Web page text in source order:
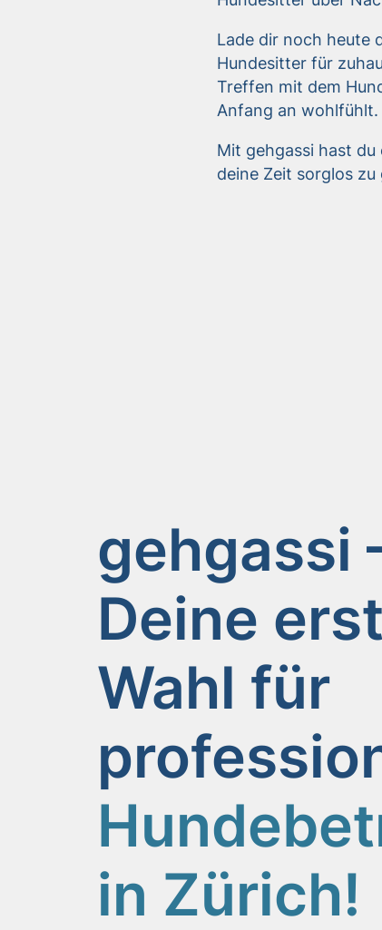
Lade dir noch heute
Hundesitter für
Treffen mit dem
Anfang an wohlfühlt.
Mit gehgassi hast
deine Zeit sorglos
gehgassi
Deine
Wahl für
in Zürich!